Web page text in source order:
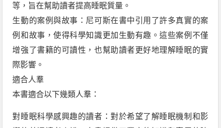
等，旨在幫助讀者提高睡眠質量。
生動的案例與故事：尼可斯在書中引用了許多真實的案
例和故事，使得科學知識更加生動有趣。這些案例不僅
增強了書籍的可讀性，也幫助讀者更好地理解睡眠的實
際影響。
適合人羣
本書適合以下幾類人羣：
對睡眠科學感興趣的讀者：對於希望了解睡眠機制和影